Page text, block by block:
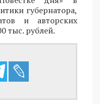
губернатора,
и авторских
тыс. рублей.